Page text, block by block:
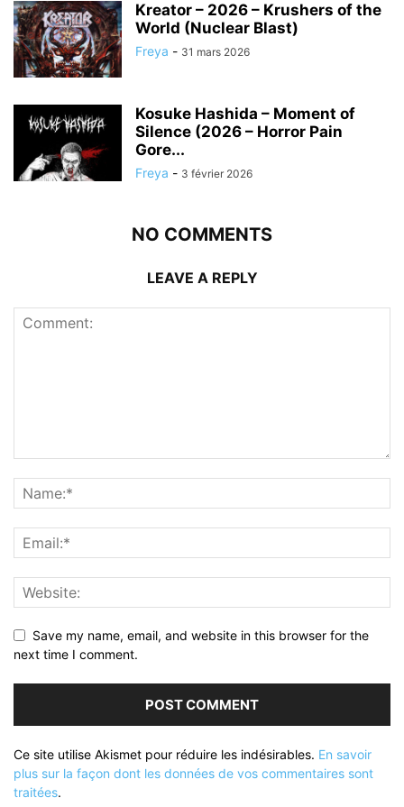
Kreator – 2026 – Krushers of the
World (Nuclear Blast)
Freya - 31 mars 2026
Kosuke Hashida – Moment of
Silence (2026 – Horror Pain
Gore...
Freya - 3 février 2026
NO COMMENTS
LEAVE A REPLY
Save my name, email, and website in this browser for the
next time I comment.
Ce site utilise Akismet pour réduire les indésirables. En savoir
plus sur la façon dont les données de vos commentaires sont
traitées.